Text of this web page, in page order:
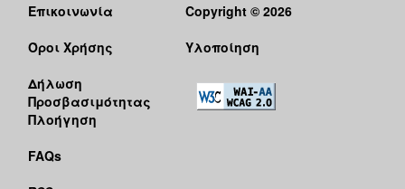
Επικοινωνία
Όροι Χρήσης
Δήλωση
Προσβασιμότητας
Πλοήγηση
FAQs
Copyright © 2026
Υλοποίηση